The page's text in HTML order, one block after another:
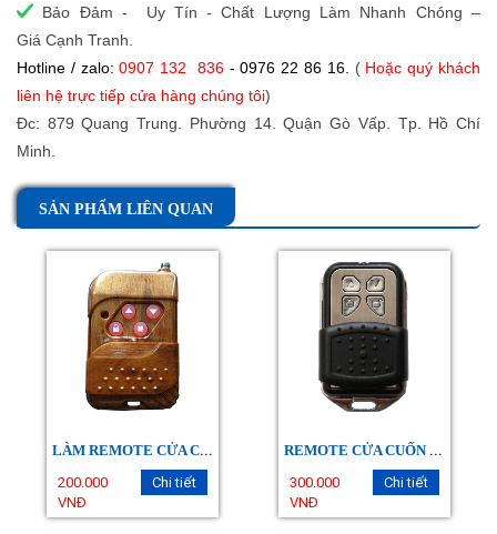
Bảo Đảm - Uy Tín - Chất Lượng Làm Nhanh Chóng –
Giá Cạnh Tranh.
Hotline / zalo: 0907 132 836- 0976 22 86 16. ( Hoặc quý khách
liên hệ trực tiếp cửa hàng chúng tôi)
Đc: 879 Quang Trung. Phường 14. Quận Gò Vấp. Tp. Hồ Chí
Minh.
SẢN PHẨM LIÊN QUAN
L
ÀM REMOTE CỬA CUỐN GIÁ RẺ
200.000
VNĐ
Chi tiết
R
EMOTE CỬA CUỐN HG
300.000
VNĐ
Chi tiết